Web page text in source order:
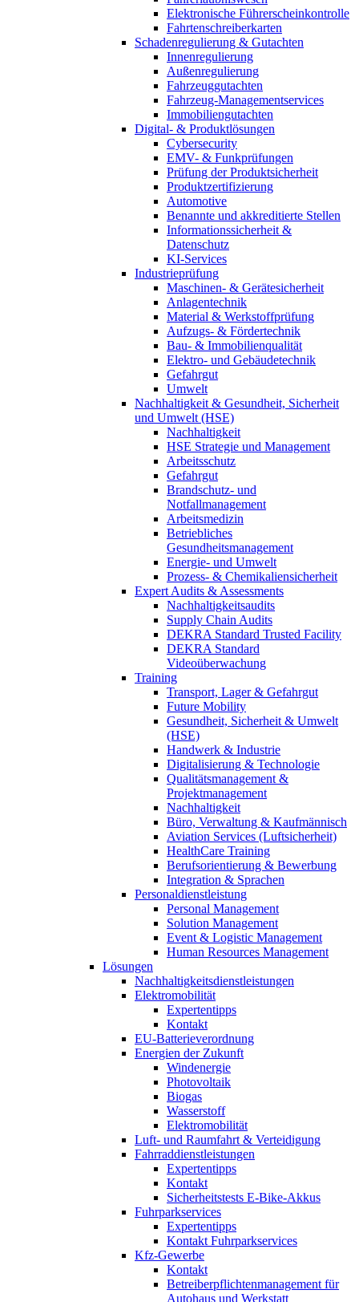
Elektronische Führerscheinkontrolle
Fahrtenschreiberkarten
Schadenregulierung & Gutachten
Innenregulierung
Außenregulierung
Fahrzeuggutachten
Fahrzeug-Managementservices
Immobiliengutachten
Digital- & Produktlösungen
Cybersecurity
EMV- & Funkprüfungen
Prüfung der Produktsicherheit
Produktzertifizierung
Automotive
Benannte und akkreditierte Stellen
Informationssicherheit &
Datenschutz
KI-Services
Industrieprüfung
Maschinen- & Gerätesicherheit
Anlagentechnik
Material & Werkstoffprüfung
Aufzugs- & Fördertechnik
Bau- & Immobilienqualität
Elektro- und Gebäudetechnik
Gefahrgut
Umwelt
Nachhaltigkeit & Gesundheit, Sicherheit
und Umwelt (HSE)
Nachhaltigkeit
HSE Strategie und Management
Arbeitsschutz
Gefahrgut
Brandschutz- und
Notfallmanagement
Arbeitsmedizin
Betriebliches
Gesundheitsmanagement
Energie- und Umwelt
Prozess- & Chemikaliensicherheit
Expert Audits & Assessments
Nachhaltigkeitsaudits
Supply Chain Audits
DEKRA Standard Trusted Facility
DEKRA Standard
Videoüberwachung
Training
Transport, Lager & Gefahrgut
Future Mobility
Gesundheit, Sicherheit & Umwelt
(HSE)
Handwerk & Industrie
Digitalisierung & Technologie
Qualitätsmanagement &
Projektmanagement
Nachhaltigkeit
Büro, Verwaltung & Kaufmännisch
Aviation Services (Luftsicherheit)
HealthCare Training
Berufsorientierung & Bewerbung
Integration & Sprachen
Personaldienstleistung
Personal Management
Solution Management
Event & Logistic Management
Human Resources Management
Lösungen
Nachhaltigkeitsdienstleistungen
Elektromobilität
Expertentipps
Kontakt
EU-Batterieverordnung
Energien der Zukunft
Windenergie
Photovoltaik
Biogas
Wasserstoff
Elektromobilität
Luft- und Raumfahrt & Verteidigung
Fahrraddienstleistungen
Expertentipps
Kontakt
Sicherheitstests E-Bike-Akkus
Fuhrparkservices
Expertentipps
Kontakt Fuhrparkservices
Kfz-Gewerbe
Kontakt
Betreiberpflichtenmanagement für
Autohaus und Werkstatt